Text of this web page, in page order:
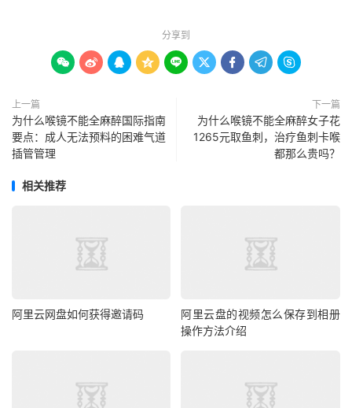
分享到
        
上一篇
为什么喉镜不能全麻醉国际指南
要点：成人无法预料的困难气道
插管管理
下一篇
为什么喉镜不能全麻醉女子花
1265元取鱼刺，治疗鱼刺卡喉
都那么贵吗？
相关推荐
阿里云网盘如何获得邀请码
阿里云盘的视频怎么保存到相册
操作方法介绍